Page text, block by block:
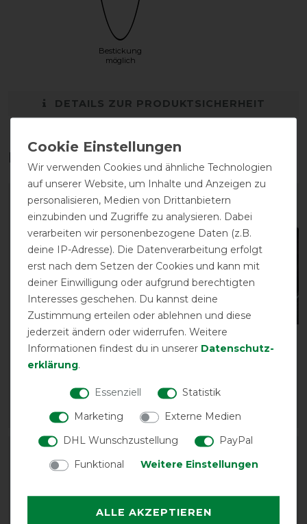
Bestickung
möglich
DETAILS ZUR PRODUKTSICHERHEIT
Das perfekte Zubehör für dich
Eskadron Tendon Boots
FauxFur - white -
Gamaschen
ARTIKEL MERKEN
Fly Mask - steelgrey -
29,95 € *
ARTIKEL MERKEN
Wir verwenden Cookies und ähnliche Technologien
auf unserer Website, um Inhalte und Anzeigen zu
personalisieren, Medien von Drittanbietern
einzubinden und Zugriffe zu analysieren. Dabei
verarbeiten wir personenbezogene Daten (z.B.
deine IP-Adresse). Die Datenverarbeitung erfolgt
erst nach dem Setzen der Cookies und kann mit
deiner Einwilligung oder aufgrund berechtigten
Interesses geschehen. Du kannst deine
Zustimmung erteilen oder ablehnen und diese
jederzeit ändern oder widerrufen. Weitere
Informationen findest du in unserer Daten­schutz­
erklärung.
Essenziell
Statistik
Marketing
Externe Medien
DHL Wunschzustellung
PayPal
Funktional
Weitere Einstellungen
ALLE AKZEPTIEREN